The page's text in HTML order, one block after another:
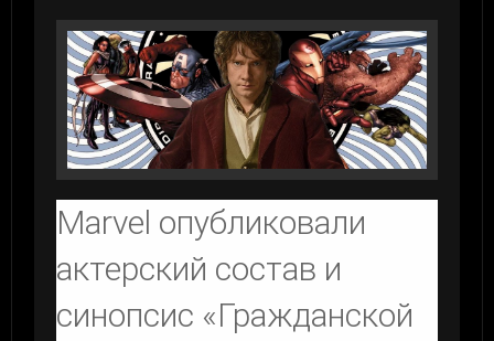
Marvel опубликовали
актерский состав и
синопсис «Гражданской